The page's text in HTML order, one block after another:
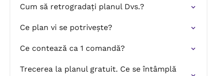
Cum să retrogradați planul Dvs.?
Ce plan vi se potrivește?
Ce contează ca 1 comandă?
Trecerea la planul gratuit. Ce se întâmplă